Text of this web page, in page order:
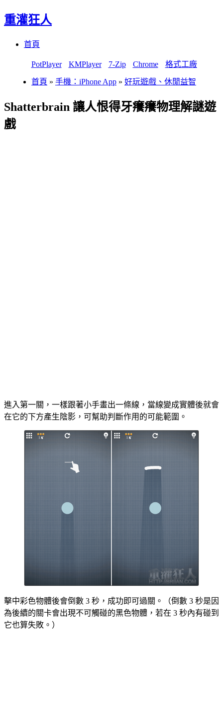
重灌狂人
首頁
PotPlayer KMPlayer 7-Zip Chrome 格式工廠
首頁 » 手機：iPhone App » 好玩遊戲、休閒益智
Shatterbrain 讓人恨得牙癢癢物理解謎遊
戲
進入第一關，一樣跟著小手畫出一條線，當線變成實體後就會
在它的下方產生陰影，可幫助判斷作用的可能範圍。
擊中彩色物體後會倒數 3 秒，成功即可過關。（倒數 3 秒是因
為後續的關卡會出現不可觸碰的黑色物體，若在 3 秒內有碰到
它也算失敗。）